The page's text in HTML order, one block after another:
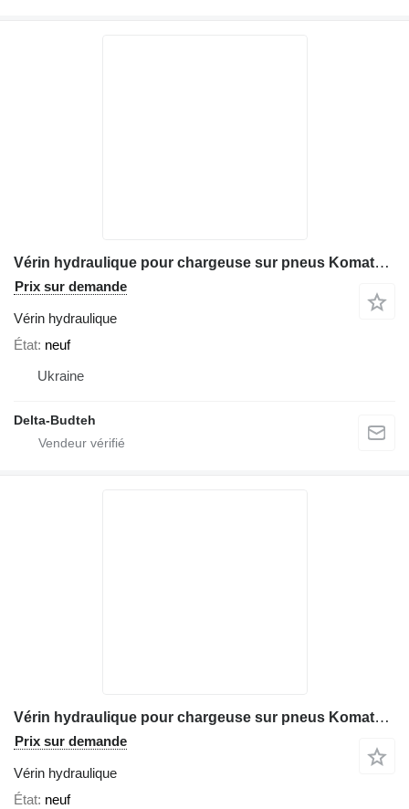
Vérin hydraulique pour chargeuse sur pneus Komatsu WA430
Prix sur demande
Vérin hydraulique
État neuf
Ukraine
Delta-Budteh
Vérin hydraulique pour chargeuse sur pneus Komatsu WA480
Prix sur demande
Vérin hydraulique
État neuf